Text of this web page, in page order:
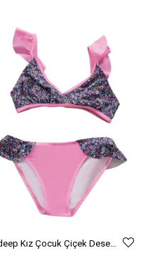
Endeep Kız Çocuk Çiçek Desenli Volanlı Bikini Takımı